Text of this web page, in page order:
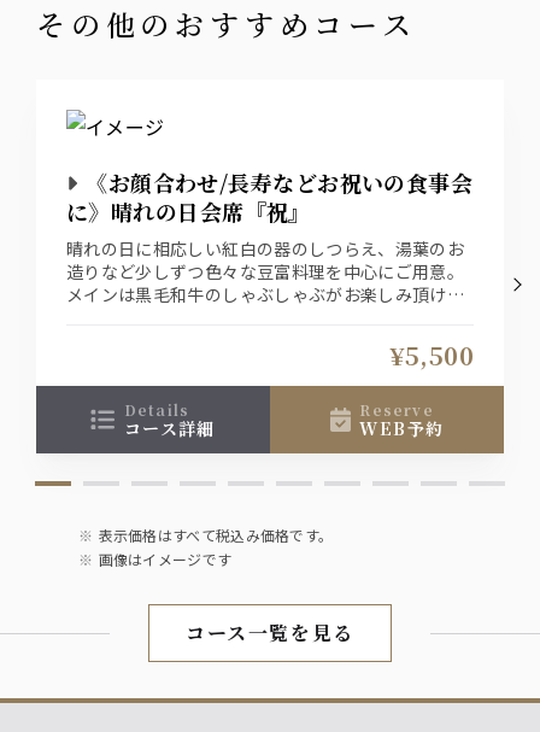
その他のおすすめコース
《お顔合わせ/長寿などお祝いの食事会
に》晴れの日会席『祝』
晴れの日に相応しい紅白の器のしつらえ、湯葉のお
造りなど少しずつ色々な豆富料理を中心にご用意。
メインは黒毛和牛のしゃぶしゃぶがお楽しみ頂ける
¥5,500
details
コース詳細
reserve
WEB予約
表示価格はすべて税込み価格です。
画像はイメージです
コース一覧を見る